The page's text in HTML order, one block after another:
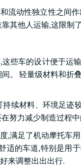
流动性独立性之间
其他人运输,这限制
些车的设计便于运
。 轻量级材料和
续材料、环境足迹
努力减少制造过程
,满足了机动摩托车
适的车道,特别是用
来调整出出出行.